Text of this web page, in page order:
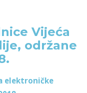
Vijeća
održane
elektroničke